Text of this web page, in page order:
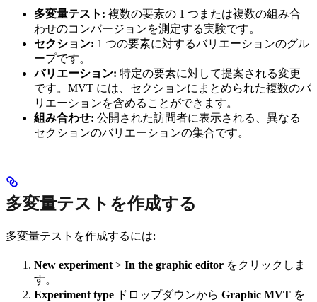
多変量テスト: 複数の要素の 1 つまたは複数の組み合
わせのコンバージョンを測定する実験です。
セクション: 1 つの要素に対するバリエーションのグル
ープです。
バリエーション: 特定の要素に対して提案される変更
です。MVT には、セクションにまとめられた複数のバ
リエーションを含めることができます。
組み合わせ: 公開された訪問者に表示される、異なる
セクションのバリエーションの集合です。
多変量テストを作成する
多変量テストを作成するには:
New experiment> In the graphic editor をクリックしま
す。
Experiment type ドロップダウンから Graphic MVT を